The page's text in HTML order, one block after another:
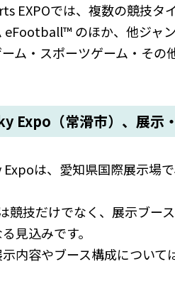
EXPOでは、複数の競技
eFootball™ のほか、他ジャ
ム・スポーツゲーム・そ
Expo（常滑市）、展示
Expoは、愛知県国際展示場
競技だけでなく、展示ブー
見込みです。
内容やブース構成につい